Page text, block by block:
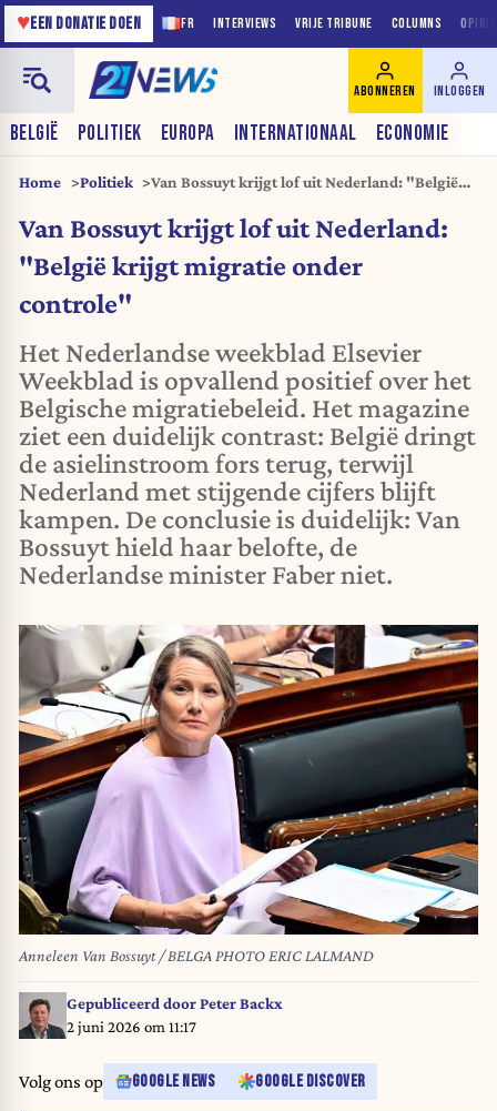
FR INTERVIEWS VRIJE TRIBUNE COLUMNS
♥EEN DONATIE DOEN
BELGIË POLITIEK EUROPA INTERNATIONAAL ECONOMIE
ABONNEREN INLOGGEN
Home Politiek
Van Bossuyt krijgt lof uit Nederland: "België
Van Bossuyt krijgt lof uit Nederland:
"België krijgt migratie onder
controle"
Het Nederlandse weekblad Elsevier
Weekblad is opvallend positief over het
Belgische migratiebeleid. Het magazine
ziet een duidelijk contrast: België dringt
de asielinstroom fors terug, terwijl
Nederland met stijgende cijfers blijft
kampen. De conclusie is duidelijk: Van
Bossuyt hield haar belofte, de
Nederlandse minister Faber niet.
Anneleen Van Bossuyt / BELGA PHOTO ERIC LALMAND
Gepubliceerd doorPeter Backx
2 juni 2026 om 11:17
Volg ons op GOOGLE NEWS GOOGLE DISCOVER